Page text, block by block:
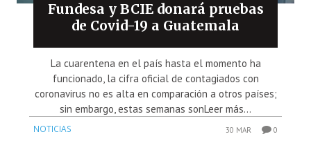
Fundesa y BCIE donará pruebas
de Covid-19 a Guatemala
La cuarentena en el país hasta el momento ha
funcionado, la cifra oficial de contagiados con
coronavirus no es alta en comparación a otros países;
sin embargo, estas semanas sonLeer más...
NOTICIAS 30 MAR 0